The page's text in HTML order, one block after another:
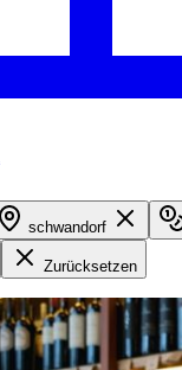
schwandorf
Zurücksetzen